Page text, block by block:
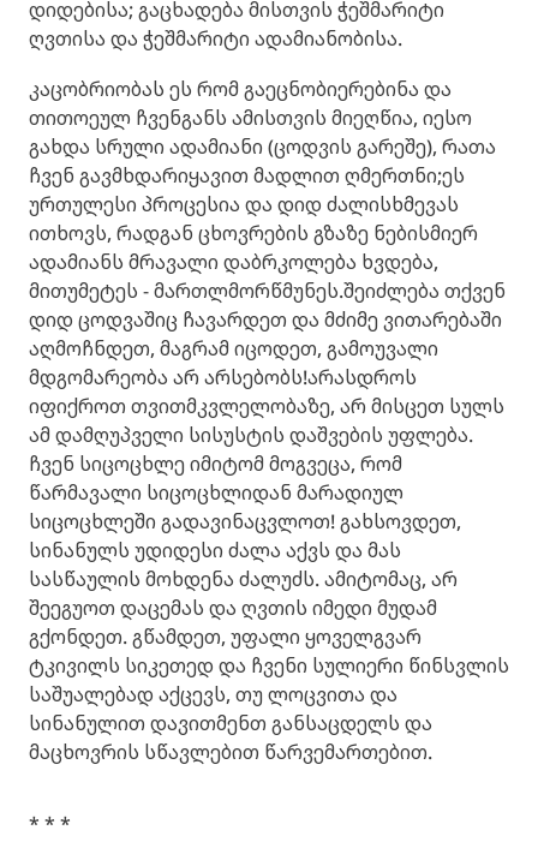
დიდებისა; გაცხადება მისთვის ჭეშმარიტი
ღვთისა და ჭეშმარიტი ადამიანობისა.
კაცობრიობას ეს რომ გაეცნობიერებინა და
თითოეულ ჩვენგანს ამისთვის მიეღწია, იესო
გახდა სრული ადამიანი (ცოდვის გარეშე), რათა
ჩვენ გავმხდარიყავით მადლით ღმერთნი;ეს
ურთულესი პროცესია და დიდ ძალისხმევას
ითხოვს, რადგან ცხოვრების გზაზე ნებისმიერ
ადამიანს მრავალი დაბრკოლება ხვდება,
მითუმეტეს - მართლმორწმუნეს.შეიძლება თქვენ
დიდ ცოდვაშიც ჩავარდეთ და მძიმე ვითარებაში
აღმოჩნდეთ, მაგრამ იცოდეთ, გამოუვალი
მდგომარეობა არ არსებობს!არასდროს
იფიქროთ თვითმკვლელობაზე, არ მისცეთ სულს
ამ დამღუპველი სისუსტის დაშვების უფლება.
ჩვენ სიცოცხლე იმიტომ მოგვეცა, რომ
წარმავალი სიცოცხლიდან მარადიულ
სიცოცხლეში გადავინაცვლოთ! გახსოვდეთ,
სინანულს უდიდესი ძალა აქვს და მას
სასწაულის მოხდენა ძალუძს. ამიტომაც, არ
შეეგუოთ დაცემას და ღვთის იმედი მუდამ
გქონდეთ. გწამდეთ, უფალი ყოველგვარ
ტკივილს სიკეთედ და ჩვენი სულიერი წინსვლის
საშუალებად აქცევს, თუ ლოცვითა და
სინანულით დავითმენთ განსაცდელს და
მაცხოვრის სწავლებით წარვემართებით.
* * *